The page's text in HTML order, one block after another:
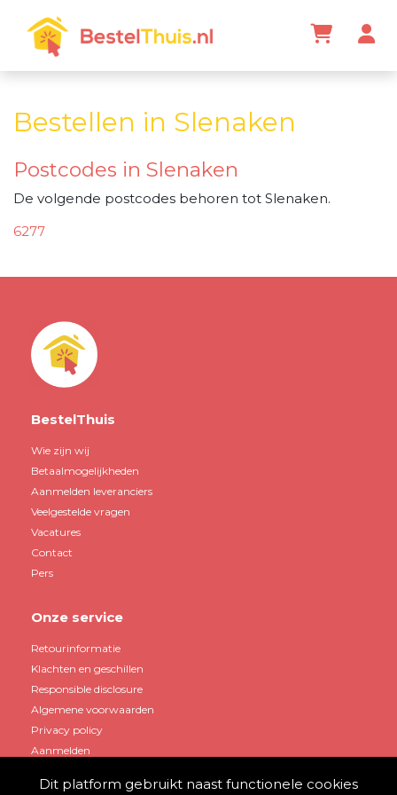
Bestellen in Slenaken
Postcodes in Slenaken
De volgende postcodes behoren tot Slenaken.
6277
BestelThuis
Wie zijn wij
Betaalmogelijkheden
Aanmelden leveranciers
Veelgestelde vragen
Vacatures
Contact
Pers
Onze service
Retourinformatie
Klachten en geschillen
Responsible disclosure
Algemene voorwaarden
Privacy policy
Aanmelden
Dit platform gebruikt naast functionele cookies